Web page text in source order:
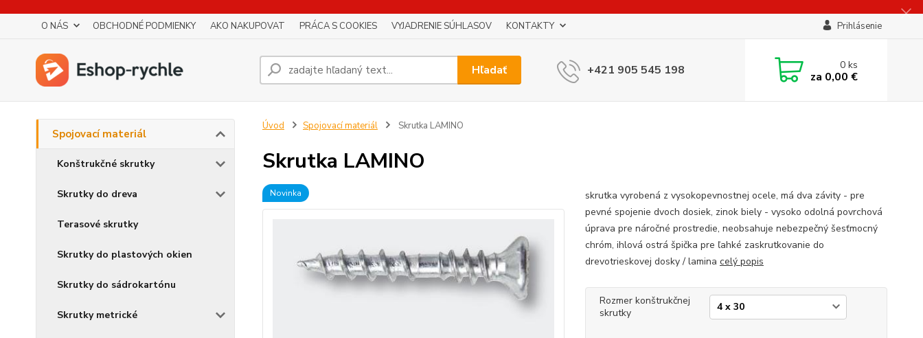
O NÁS OBCHODNÉ PODMIENKY AKO NAKUPOVAT PRÁCA S COOKIES VYJADRENIE SÚHLASOV KONTAKTY Prihlásenie
Hľadať +421 905 545 198 0ks
za 0,00 €
Spojovací materiál
Konštrukčné skrutky
Skrutky do dreva
Terasové skrutky
Skrutky do plastových okien
Skrutky do sádrokartónu
Skrutky metrické
Úvod Spojovací materiál Skrutka LAMINO
Skrutka LAMINO
Novinka
skrutka vyrobená z vysokopevnostnej ocele, má dva závity - pre
pevné spojenie dvoch dosiek, zinok biely - vysoko odolná povrchová
úprava pre náročné prostredie, neobsahuje nebezpečný šesťmocný
chróm, ihlová ostrá špička pre ľahké zaskrutkovanie do
drevotrieskovej dosky / lamina celý popis
Rozmer konštrukčnej
skrutky